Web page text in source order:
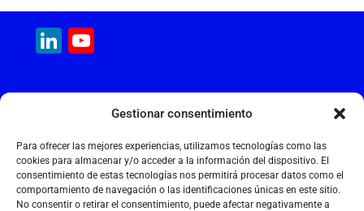
Gestionar consentimiento
Para ofrecer las mejores experiencias, utilizamos tecnologías como las
cookies para almacenar y/o acceder a la información del dispositivo. El
consentimiento de estas tecnologías nos permitirá procesar datos como el
comportamiento de navegación o las identificaciones únicas en este sitio.
No consentir o retirar el consentimiento, puede afectar negativamente a
a
c
e
b
o
k
m
ai
h
A
p
n
dI
n
el
a
m
m
LinkedIn
Calle Cantir, 12 – Nave 7
Polígono Industrial Magarola
08292 Esparreguera – Barcelona
+34 934 397 038
info@maquinariainternacional.com